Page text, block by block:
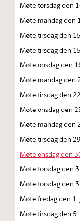
Møte torsdag den
Møte mandag den
Møte tirsdag den
Møte tirsdag den
Møte onsdag den
Møte mandag den
Møte tirsdag den
Møte onsdag den
Møte mandag den
Møte tirsdag den
Møte onsdag den
Møte torsdag den
Møte torsdag den
Møte fredag den 1.
Møte tirsdag den 5.